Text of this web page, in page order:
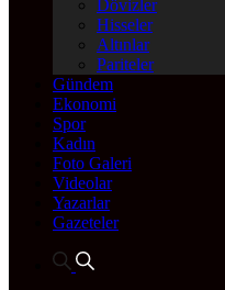
Dövizler
Hisseler
Altınlar
Pariteler
Gündem
Ekonomi
Spor
Kadın
Foto Galeri
Videolar
Yazarlar
Gazeteler